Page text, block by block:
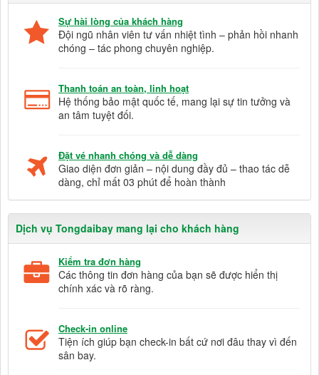
Sự hài lòng của khách hàng
Đội ngũ nhân viên tư vấn nhiệt tình – phản hồi nhanh
chóng – tác phong chuyên nghiệp.
Thanh toán an toàn, linh hoạt
Hệ thống bảo mật quốc tế, mang lại sự tin tưởng và
an tâm tuyệt đối.
Đặt vé nhanh chóng và dễ dàng
Giao diện đơn giản – nội dung đầy đủ – thao tác dễ
dàng, chỉ mất 03 phút để hoàn thành
Dịch vụ Tongdaibay mang lại cho khách hàng
Kiểm tra đơn hàng
Các thông tin đơn hàng của bạn sẽ được hiển thị
chính xác và rõ ràng.
Check-in online
Tiện ích giúp bạn check-in bất cứ nơi đâu thay vì đến
sân bay.